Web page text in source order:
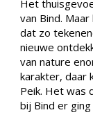
Het
van Bind.
dat zo
nieuwe
van nature
karakter, daar
Peik. Het was
bij Bind er ging